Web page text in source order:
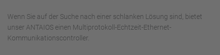
Wenn Sie auf der Suche nach einer schlanken Lösung sind, bietet
unser ANTAIOS einen Multiprotokoll-Echtzeit-Ethernet-
Kommunikationscontroller.